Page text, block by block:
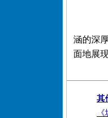
涵的深
面地展
其